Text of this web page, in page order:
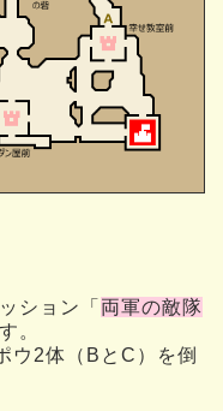
ション「 両軍の敵隊
。
ウ2体（BとC）を倒